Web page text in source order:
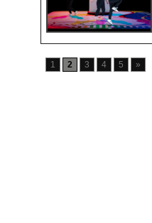
1 2 3 4 5 »